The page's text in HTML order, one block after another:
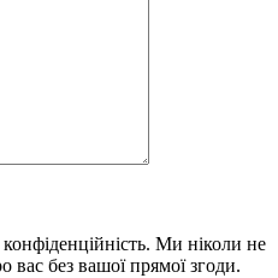
Ми ніколи не
вас без вашої прямої згоди.